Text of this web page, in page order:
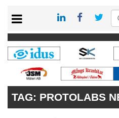
KONTAKT
VÅRA ANDRA MAGASIN
PRENUMERERA
ANNONSERA
TAG: PROTOLABS